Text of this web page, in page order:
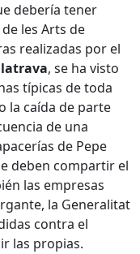
debería tener
les Arts de
realizadas por el
, se ha visto
típicas de toda
la caída de parte
de una
de Pepe
deben compartir el
las empresas
la Generalitat
contra el
las propias.